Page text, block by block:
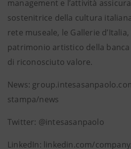
management e l’attività
sostenitrice della cultura
rete museale, le Gallerie
patrimonio artistico della
di riconosciuto valore.
News:
stampa/news
Twitter: @intesasanpaolo
LinkedIn: linkedin.com/